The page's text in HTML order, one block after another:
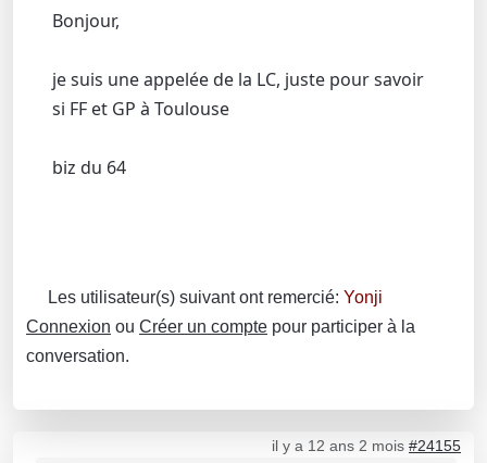
Bonjour,
je suis une appelée de la LC, juste pour savoir
si FF et GP à Toulouse
biz du 64
Les utilisateur(s) suivant ont remercié: Yonji
Connexion ou Créer un compte pour participer à la
conversation.
il y a 12 ans 2 mois #24155